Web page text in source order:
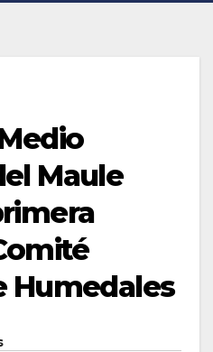
Maule
Humedales